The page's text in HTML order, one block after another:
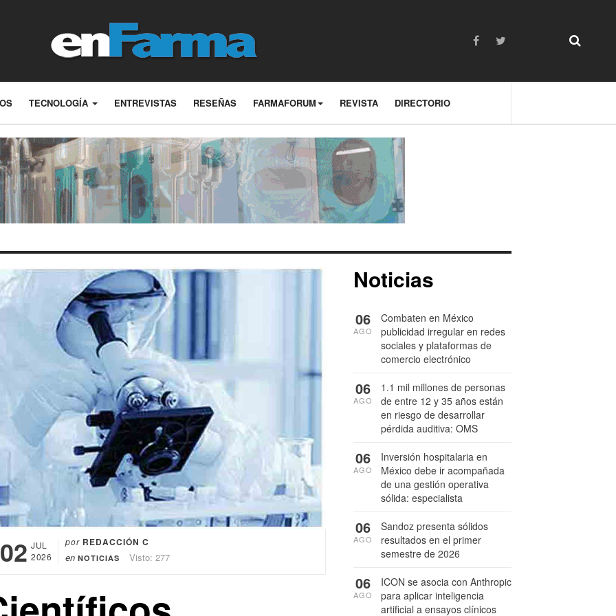
TECNOLOGÍA ENTREVISTAS RESEÑAS FARMAFORUM REVISTA DIRECTORIO
02 JUL
2026
por REDACCIÓN C
en NOTICIAS Visto: 277
Noticias
Combaten en México
publicidad irregular en redes
sociales y plataformas de
comercio electrónico
06
AGO
1.1 mil millones de personas
de entre 12 y 35 años están
en riesgo de desarrollar
pérdida auditiva: OMS
06
AGO
Inversión hospitalaria en
México debe ir acompañada
de una gestión operativa
sólida: especialista
06
AGO
Sandoz presenta sólidos
resultados en el primer
semestre de 2026
06
AGO
ICON se asocia con Anthropic
para aplicar inteligencia
artificial a ensayos clínicos
06
AGO